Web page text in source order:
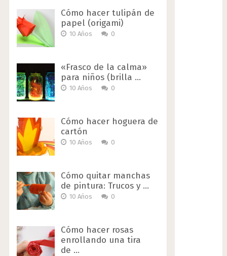
Cómo hacer tulipán de
papel (origami)
10 Años 0
«Frasco de la calma»
para niños (brilla …
10 Años 0
Cómo hacer hoguera de
cartón
10 Años 0
Cómo quitar manchas
de pintura: Trucos y …
10 Años 0
Cómo hacer rosas
enrollando una tira
de …